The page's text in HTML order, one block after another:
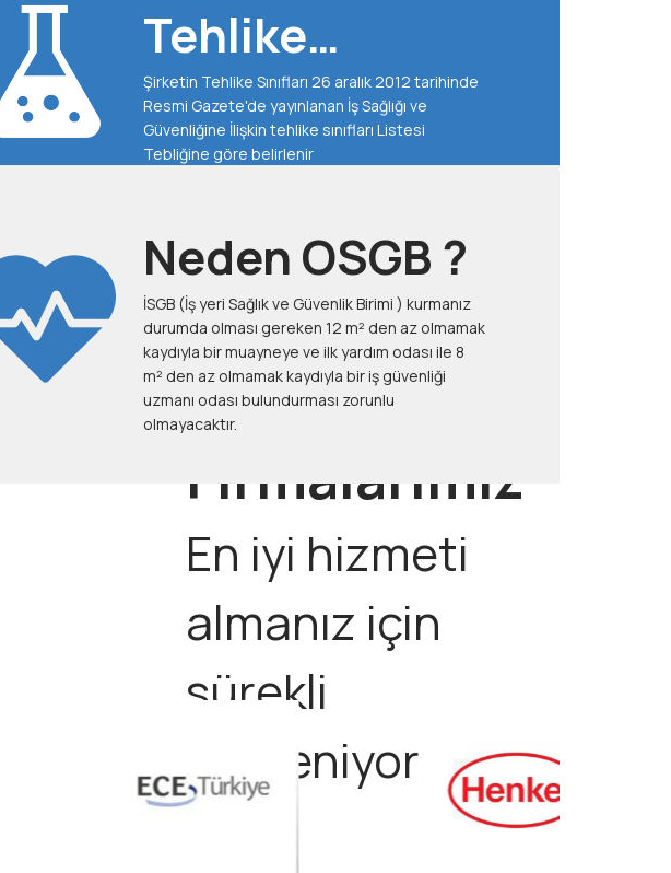
için
Size
Tehlike
Sınıfınızı
Öğrenme
Şirketin Tehlike Sınıfları 26 aralık 2012 tarihinde
Resmi Gazete'de yayınlanan İş Sağlığı ve
Güvenliğine İlişkin tehlike sınıfları Listesi
Tebliğine göre belirlenir
Neden OSGB ?
İSGB (İş yeri Sağlık ve Güvenlik Birimi ) kurmanız
durumda olması gereken 12 m² den az olmamak
kaydıyla bir muayneye ve ilk yardım odası ile 8
m² den az olmamak kaydıyla bir iş güvenliği
uzmanı odası bulundurması zorunlu
olmayacaktır.
Firmalarımız
En iyi hizmeti
almanız için
sürekli
yenileniyor ve